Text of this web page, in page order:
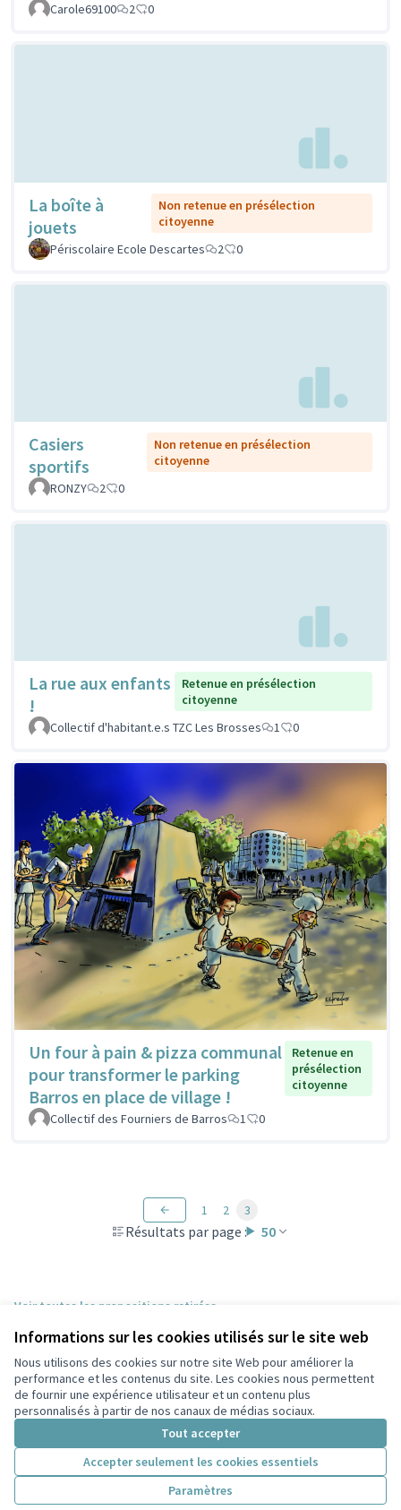
Informations sur les cookies utilisés sur le site web
Nous utilisons des cookies sur notre site Web pour améliorer la
performance et les contenus du site. Les cookies nous permettent
de fournir une expérience utilisateur et un contenu plus
personnalisés à partir de nos canaux de médias sociaux.
Tout accepter
Accepter seulement les cookies essentiels
Paramètres
Carole69100
2 0
La boîte à
jouets
Non retenue en présélection
citoyenne
Périscolaire Ecole Descartes
2 0
Casiers
sportifs
Non retenue en présélection
citoyenne
RONZY
2 0
La rue aux enfants
!
Retenue en présélection
citoyenne
Collectif d'habitant.e.s TZC Les Brosses
1 0
Un four à pain & pizza communal
pour transformer le parking
Barros en place de village !
Retenue en
présélection
citoyenne
Collectif des Fourniers de Barros 1 0
Résultats par page : 50
1 2 3
Voir toutes les propositions retirées
Conditions d'utilisation
Paramètres des cookies
Participez Villeurbanne sur X
(Lien externe)
Participez Villeurbanne sur Facebook
Participez Villeurbanne sur Instagram
Participez Villeurbanne sur YouTube
(Lien externe)
Site réalisé grâce aulogiciel libre Decidim .
Licence
(Lien